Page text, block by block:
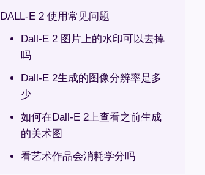
DALL-E 2 使用常见问题
Dall-E 2 图片上的水印可以去掉
吗
Dall-E 2生成的图像分辨率是多
少
如何在Dall-E 2上查看之前生成
的美术图
看艺术作品会消耗学分吗